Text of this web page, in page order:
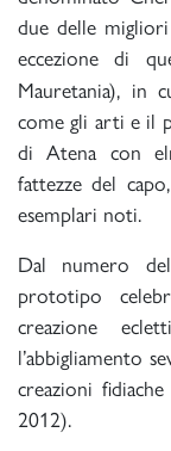
due delle
eccezione di
Mauretania), in
come gli arti e il
di Atena con
fattezze del
esemplari noti.
Dal numero
prototipo
creazione
l’abbigliamento
creazioni
2012).